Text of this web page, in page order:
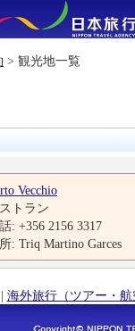
> 観光地一覧
Vecchio
トラン
: +356 2156 3317
: Triq Martino Garces
| 海外旅行（ツアー・航